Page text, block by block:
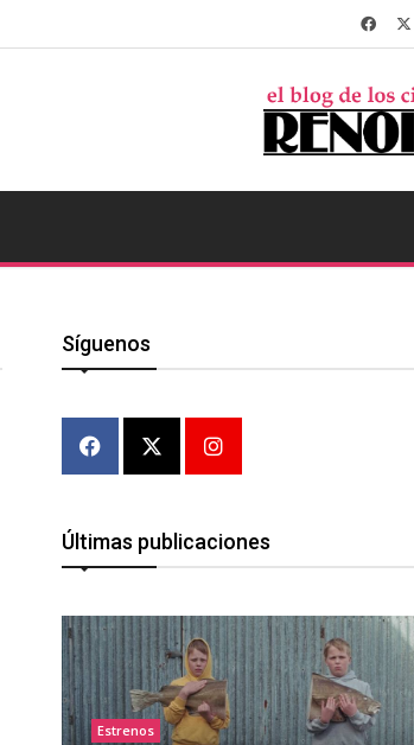
Síguenos
Últimas publicaciones
Estrenos